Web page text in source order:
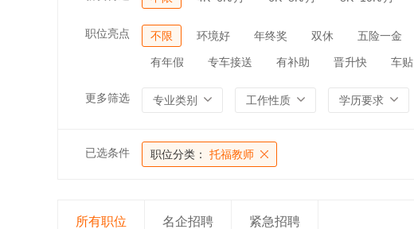
职位亮点 不限 环境好 年终奖 双休 五险一金
有年假 专车接送 有补助 晋升快 车贴
更多筛选 专业类别 工作性质 学历要求
已选条件 职位分类： 托福教师
所有职位 名企招聘 紧急招聘